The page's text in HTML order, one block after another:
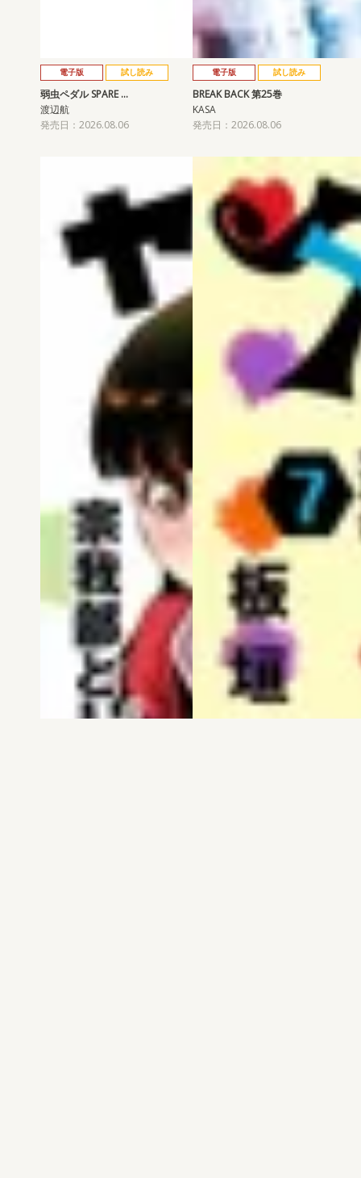
電子版 試し読み
弱虫ペダル SPARE …
渡辺航
発売日：2026.08.06
電子版 試し読み
BREAK BACK 第25巻
KASA
発売日：2026.08.06